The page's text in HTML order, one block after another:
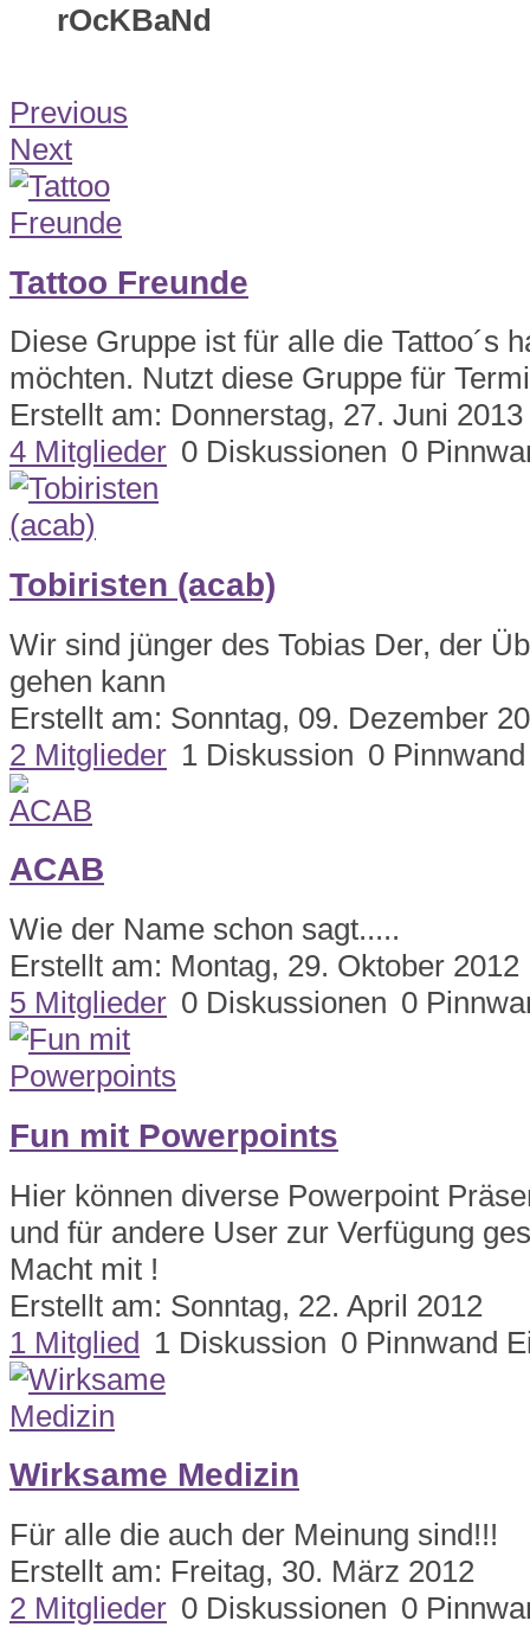
rOcKBaNd
Previous
Next
Tattoo Freunde
Diese Gruppe ist für alle die Tattoo´s
möchten. Nutzt diese Gruppe für
Erstellt am: Donnerstag, 27. Juni 2013
4 Mitglieder 0 Diskussionen 0
Tobiristen (acab)
Wir sind jünger des Tobias Der, der
gehen kann
Erstellt am: Sonntag, 09. Dezember
2 Mitglieder 1 Diskussion 0
ACAB
Wie der Name schon sagt.....
Erstellt am: Montag, 29. Oktober 2012
5 Mitglieder 0 Diskussionen 0
Fun mit Powerpoints
Hier können diverse Powerpoint
und für andere User zur Verfügung
Macht mit !
Erstellt am: Sonntag, 22. April 2012
1 Mitglied 1 Diskussion 0 Pinnwand
Wirksame Medizin
Für alle die auch der Meinung sind!!!
Erstellt am: Freitag, 30. März 2012
2 Mitglieder 0 Diskussionen 0